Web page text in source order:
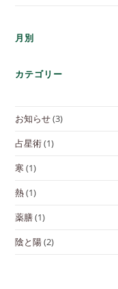
月別
カテゴリー
お知らせ(3)
占星術(1)
寒 (1)
熱(1)
薬膳(1)
陰と陽(2)